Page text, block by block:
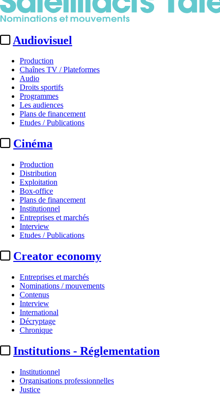
Audiovisuel
Production
Chaînes TV / Plateformes
Audio
Droits sportifs
Programmes
Les audiences
Plans de financement
Etudes / Publications
Cinéma
Production
Distribution
Exploitation
Box-office
Plans de financement
Institutionnel
Entreprises et marchés
Interview
Etudes / Publications
Creator economy
Entreprises et marchés
Nominations / mouvements
Contenus
Interview
International
Décryptage
Chronique
Institutions - Réglementation
Institutionnel
Organisations professionnelles
Justice